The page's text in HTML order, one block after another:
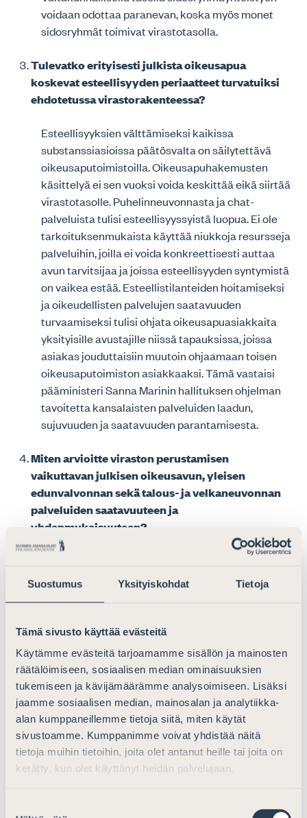
Suostumus Yksityiskohdat Tietoja
Tämä sivusto käyttää evästeitä
Käytämme evästeitä tarjoamamme sisällön ja mainosten
räätälöimiseen, sosiaalisen median ominaisuuksien
tukemiseen ja kävijämäärämme analysoimiseen. Lisäksi
jaamme sosiaalisen median, mainosalan ja analytiikka-
alan kumppaneillemme tietoja siitä, miten käytät
sivustoamme. Kumppanimme voivat yhdistää näitä
tietoja muihin tietoihin, joita olet antanut heille tai joita on
kerätty, kun olet käyttänyt heidän palvelujaan.
voidaan odottaa paranevan, koska myös monet
sidosryhmät toimivat virastotasolla.
Tulevatko erityisesti julkista oikeusapua
koskevat esteellisyyden periaatteet turvatuiksi
ehdotetussa virastorakenteessa?
Esteellisyyksien välttämiseksi kaikissa
substanssiasioissa päätösvalta on säilytettävä
oikeusaputoimistoilla. Oikeusapuhakemusten
käsittelyä ei sen vuoksi voida keskittää eikä siirtää
virastotasolle. Puhelinneuvonnasta ja chat-
palveluista tulisi esteellisyyssyistä luopua. Ei ole
tarkoituksenmukaista käyttää niukkoja resursseja
palveluihin, joilla ei voida konkreettisesti auttaa
avun tarvitsijaa ja joissa esteellisyyden syntymistä
on vaikea estää. Esteellistilanteiden hoitamiseksi
ja oikeudellisten palvelujen saatavuuden
turvaamiseksi tulisi ohjata oikeusapuasiakkaita
yksityisille avustajille niissä tapauksissa, joissa
asiakas jouduttaisiin muutoin ohjaamaan toisen
oikeusaputoimiston asiakkaaksi. Tämä vastaisi
pääministeri Sanna Marinin hallituksen ohjelman
tavoitetta kansalaisten palveluiden laadun,
sujuvuuden ja saatavuuden parantamisesta.
Miten arvioitte viraston perustamisen
vaikuttavan julkisen oikeusavun, yleisen
edunvalvonnan sekä talous- ja velkaneuvonnan
palveluiden saatavuuteen ja
yhdenmukaisuuteen?
Viraston perustaminen ei vaikuta palvelujen
saatavuuteen, mikäli samalla ei vähennetä
oikeusapu- ja edunvalvontatoimistojen määrää.
perustamisella ja sen puitteissa tapahtuvalla
toimintojen kehittämisellä voidaan arvioida olevan
myönteinen vaikutus.
Pidättekö ehdotettua viraston keskushallinnon
organisaatiorakennetta perusteltuna?
Asianajajaliitto pitää tärkeänä, että viraston
johtoryhmässä olisi jäsenenä myös